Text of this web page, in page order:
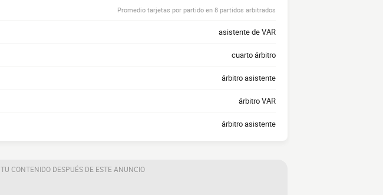
Promedio tarjetas por partido en 8 partidos arbitrados
asistente de VAR
cuarto árbitro
árbitro asistente
árbitro VAR
árbitro asistente
TU CONTENIDO DESPUÉS DE ESTE ANUNCIO